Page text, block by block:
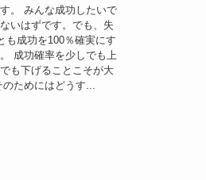
。 みんな成功したいで
いはずです。でも、失
も成功を100％確実にす
成功確率を少しでも上
も下げることこそが大
ためにはどうす...